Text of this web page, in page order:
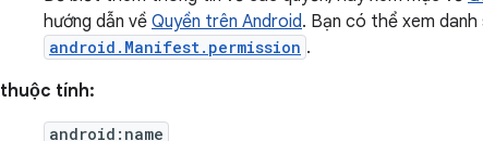
hướng dẫn về Quyền trên Android. Bạn có thể xem
android.Manifest.permission .
thuộc tính:
android:name